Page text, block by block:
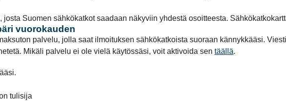
Suomen sähkökatkot saadaan näkyviin yhdestä osoitteesta.
vuorokauden
palvelu, jolla saat ilmoituksen sähkökatkoista suoraan kännykkääsi.
Mikäli palvelu ei ole vielä käytössäsi, voit aktivoida sen täällä.
tulisija